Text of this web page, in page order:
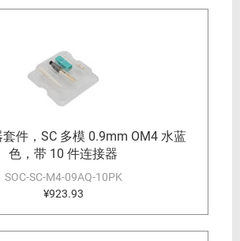
件，SC 多模 0.9mm OM4 水蓝
色，带 10 件连接器
SOC-SC-M4-09AQ-10PK
¥923.93